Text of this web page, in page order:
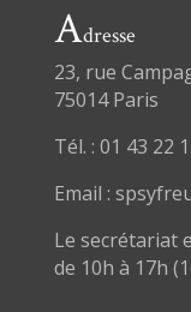
Adresse
23, rue
75014 Paris
Tél. : 01 43 22
Email :
Le secrétariat
de 10h à 17h